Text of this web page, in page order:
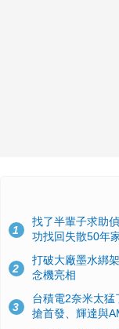
1
找了半輩子求助
功找回失散50年
2
打破大廠墨水綁
念機亮相
3
台積電2奈米太
搶首發、輝達與